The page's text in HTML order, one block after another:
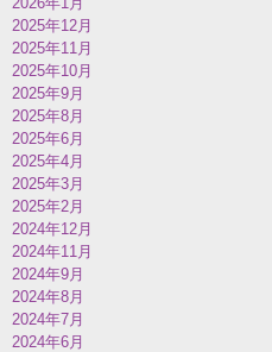
2025年12月
2025年11月
2025年10月
2025年9月
2025年8月
2025年6月
2025年4月
2025年3月
2025年2月
2024年12月
2024年11月
2024年9月
2024年8月
2024年7月
2024年6月